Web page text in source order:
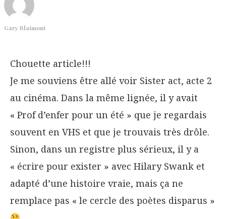
Gary Blaimont
Chouette article!!!
Je me souviens être allé voir Sister act, acte 2
au cinéma. Dans la même lignée, il y avait
« Prof d’enfer pour un été » que je regardais
souvent en VHS et que je trouvais très drôle.
Sinon, dans un registre plus sérieux, il y a
« écrire pour exister » avec Hilary Swank et
adapté d’une histoire vraie, mais ça ne
remplace pas « le cercle des poètes disparus »